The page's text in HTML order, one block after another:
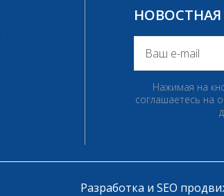
Нажимая на
соглашаетесь на
Разработка и SEO